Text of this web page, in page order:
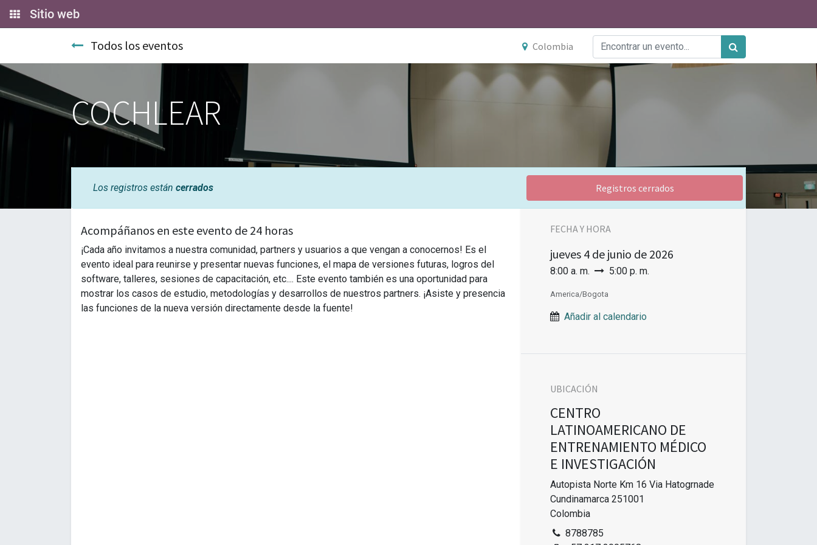
Sitio web
Todos los eventos Colombia
COCHLEAR
Los registros están cerrados Registros cerrados
Acompáñanos en este evento de 24 horas
¡Cada año invitamos a nuestra comunidad, partners y usuarios a que vengan a conocernos! Es el
evento ideal para reunirse y presentar nuevas funciones, el mapa de versiones futuras, logros del
software, talleres, sesiones de capacitación, etc.... Este evento también es una oportunidad para
mostrar los casos de estudio, metodologías y desarrollos de nuestros partners. ¡Asiste y presencia
las funciones de la nueva versión directamente desde la fuente!
FECHA Y HORA
jueves 4 de junio de 2026
8:00 a. m. 5:00 p. m.
America/Bogota
Añadir al calendario
UBICACIÓN
CENTRO
LATINOAMERICANO DE
ENTRENAMIENTO MÉDICO
E INVESTIGACIÓN
Autopista Norte Km 16 Via Hatogrnade
Cundinamarca 251001
Colombia
8788785